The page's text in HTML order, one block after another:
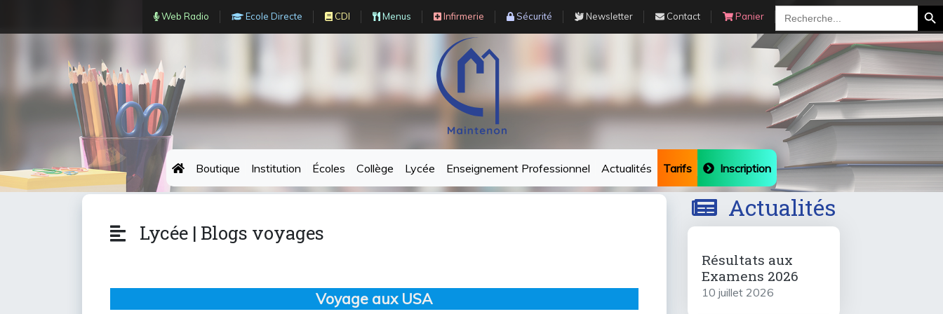
Web Radio Ecole Directe CDI Menus Infirmerie Sécurité Newsletter Contact Panier
Search
for:
Search
Boutique Institution Écoles Collège Lycée Enseignement Professionnel Actualités Tarifs Inscription
Lycée | Blogs voyages
Voyage aux USA
Actualités
Résultats aux
Examens 2026
10 juillet 2026